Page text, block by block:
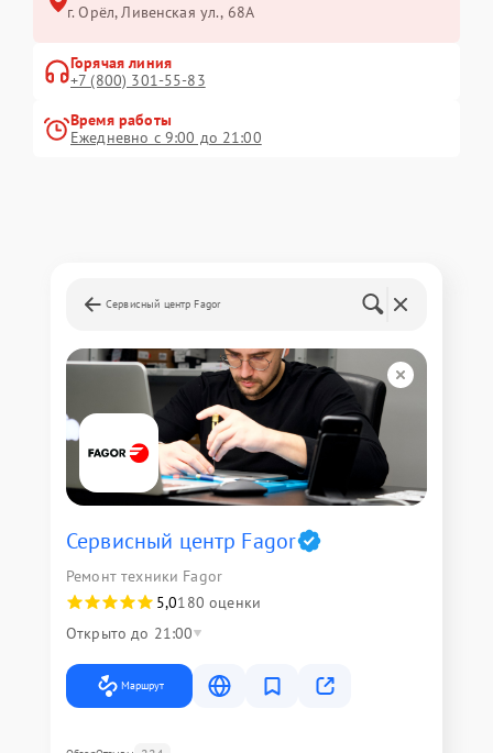
г. Орёл, Ливенская ул., 68А
Горячая линия
+7 (800) 301-55-83
Время работы
Ежедневно с 9:00 до 21:00
Сервисный центр Fagor
Сервисный центр Fagor
Ремонт техники Fagor
5,0180 оценки
Открыто до 21:00
Маршрут